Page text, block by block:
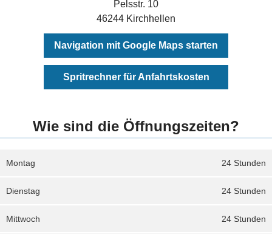
Pelsstr. 10
46244 Kirchhellen
Navigation mit Google Maps starten
Spritrechner für Anfahrtskosten
Wie sind die Öffnungszeiten?
24 Stunden
Montag
24 Stunden
Dienstag
24 Stunden
Mittwoch